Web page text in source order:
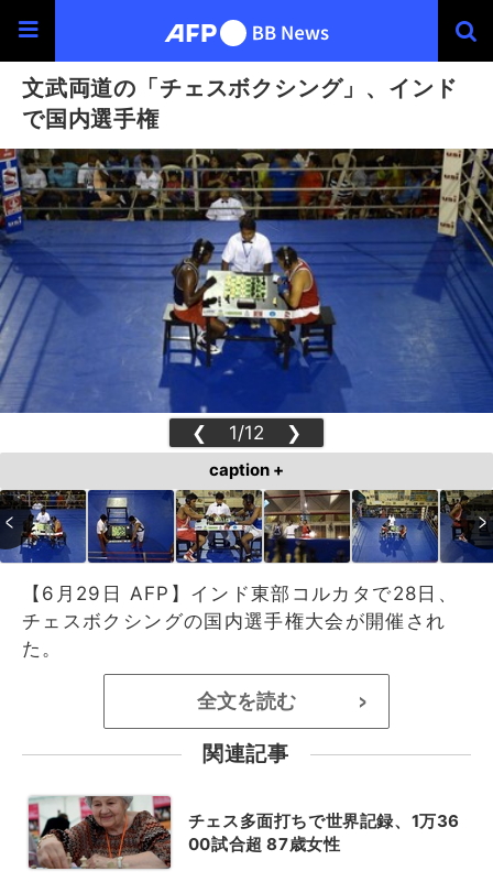
文武両道の「チェスボクシング」、インド
で国内選手権
❮ 1/12 ❯
caption +
【6月29日 AFP】インド東部コルカタで28日、
チェスボクシングの国内選手権大会が開催され
た。
全文を読む >
関連記事
チェス多面打ちで世界記録、1万36
00試合超 87歳女性